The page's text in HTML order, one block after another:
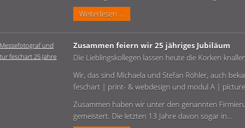
Weiterlesen …
2020
im
März
vorerst
Zusammen feiern wir 25 jähriges Jubiläum
Die Lieblingskollegen lassen heute die Korken
Wir, das sind Michaela und Stefan Röhler, auch
feschart | print- & webdesign und modul A |
Zusammen haben wir unter den genannten
gemeistert. Die letzten 13 Jahre davon sogar in...